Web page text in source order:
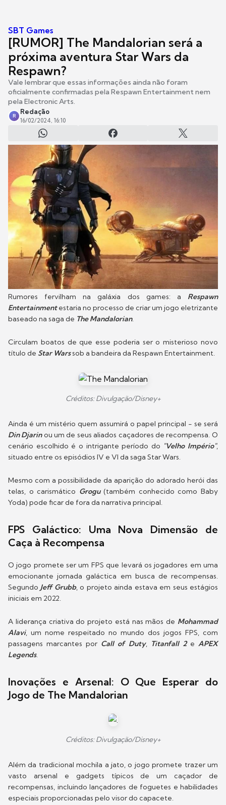
SBT Games
[RUMOR] The Mandalorian será a
próxima aventura Star Wars da
Respawn?
Vale lembrar que essas informações ainda não foram
oficialmente confirmadas pela Respawn Entertainment nem
pela Electronic Arts.
R
Redação
16/02/2024, 16:10
Rumores fervilham na galáxia dos games: a Respawn
Entertainmentestaria no processo de criar um jogo eletrizante
baseado na saga de The Mandalorian.
Circulam boatos de que esse poderia ser o misterioso novo
título de Star Warssob a bandeira da Respawn Entertainment.
Créditos: Divulgação/Disney+
Ainda é um mistério quem assumirá o papel principal - se será
Din Djarinou um de seus aliados caçadores de recompensa. O
cenário escolhido é o intrigante período do "Velho Império",
situado entre os episódios IV e VI da saga Star Wars.
Mesmo com a possibilidade da aparição do adorado herói das
telas, o carismático Grogu(também conhecido como Baby
Yoda) pode ficar de fora da narrativa principal.
FPS Galáctico: Uma Nova Dimensão de
Caça à Recompensa
O jogo promete ser um FPS que levará os jogadores em uma
emocionante jornada galáctica em busca de recompensas.
Segundo Jeff Grubb, o projeto ainda estava em seus estágios
iniciais em 2022.
A liderança criativa do projeto está nas mãos de Mohammad
Alavi, um nome respeitado no mundo dos jogos FPS, com
passagens marcantes por Call of Duty,Titanfall 2 eAPEX
Legends.
Inovações e Arsenal: O Que Esperar do
Jogo de The Mandalorian
Créditos: Divulgação/Disney+
Além da tradicional mochila a jato, o jogo promete trazer um
vasto arsenal e gadgets típicos de um caçador de
recompensas, incluindo lançadores de foguetes e habilidades
especiais proporcionadas pelo visor do capacete.